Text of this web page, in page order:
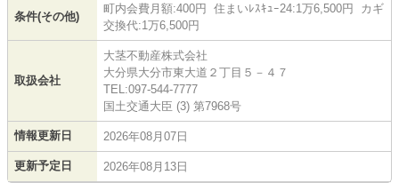
条件(その他)
町内会費月額:400円 住まいﾚｽｷｭｰ24:1万6,500円 カギ
交換代:1万6,500円
取扱会社
大茎不動産株式会社
大分県大分市東大道２丁目５－４７
TEL:097-544-7777
国土交通大臣 (3) 第7968号
情報更新日 2026年08月07日
更新予定日 2026年08月13日